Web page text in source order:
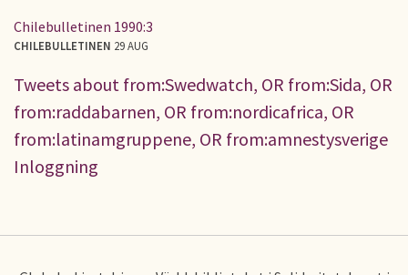
Chilebulletinen 1990:3
CHILEBULLETINEN 29 AUG
Tweets about from:Swedwatch, OR from:Sida, OR
from:raddabarnen, OR from:nordicafrica, OR
from:latinamgruppene, OR from:amnestysverige
Inloggning